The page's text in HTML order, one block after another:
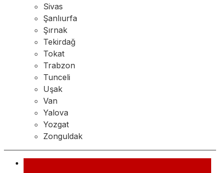
Sivas
Şanlıurfa
Şırnak
Tekirdağ
Tokat
Trabzon
Tunceli
Uşak
Van
Yalova
Yozgat
Zonguldak